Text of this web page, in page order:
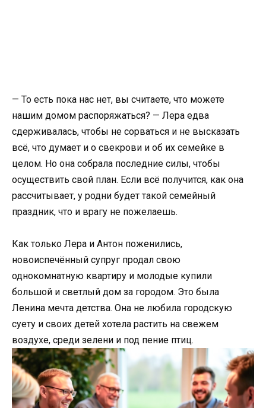
— То есть пока нас нет, вы считаете, что можете
нашим домом распоряжаться? — Лера едва
сдерживалась, чтобы не сорваться и не высказать
всё, что думает и о свекрови и об их семейке в
целом. Но она собрала последние силы, чтобы
осуществить свой план. Если всё получится, как она
рассчитывает, у родни будет такой семейный
праздник, что и врагу не пожелаешь.
Как только Лера и Антон поженились,
новоиспечённый супруг продал свою
однокомнатную квартиру и молодые купили
большой и светлый дом за городом. Это была
Ленина мечта детства. Она не любила городскую
суету и своих детей хотела растить на свежем
воздухе, среди зелени и под пение птиц.